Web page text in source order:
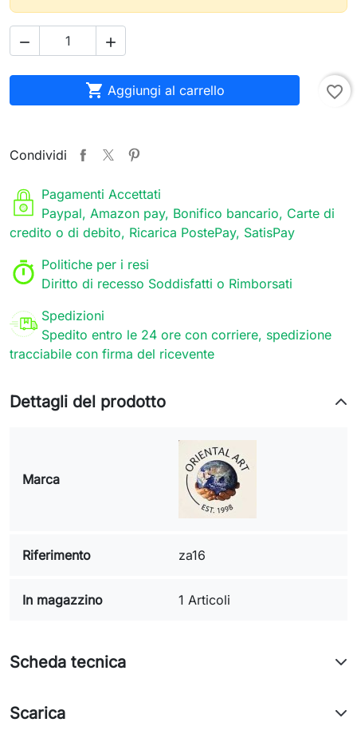
 
 Aggiungi al carrello favorite_border
Condividi
Pagamenti Accettati
Paypal, Amazon pay, Bonifico bancario, Carte di
credito o di debito, Ricarica PostePay, SatisPay
Politiche per i resi
Diritto di recesso Soddisfatti o Rimborsati
Spedizioni
Spedito entro le 24 ore con corriere, spedizione
tracciabile con firma del ricevente
Dettagli del prodotto
Marca
Riferimento za16
In magazzino 1 Articoli
Scheda tecnica
Scarica